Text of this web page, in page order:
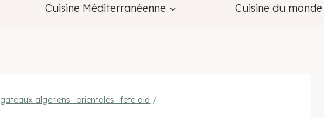
Cuisine Méditerranéenne Cuisine du monde
gateaux algeriens- orientales- fete aid /